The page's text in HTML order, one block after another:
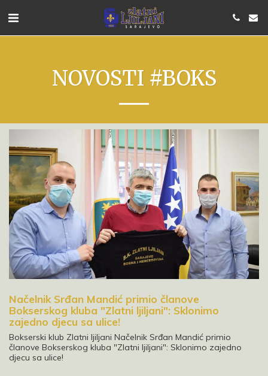
NOVOSTI #BOKS
Načelnik Srđan Mandić primio članove
Bokserskog kluba "Zlatni ljiljani": Sklonimo
zajedno djecu sa ulice!
Bokserski klub Zlatni ljiljani Načelnik Srđan Mandić primio
članove Bokserskog kluba "Zlatni ljiljani": Sklonimo zajedno
djecu sa ulice!